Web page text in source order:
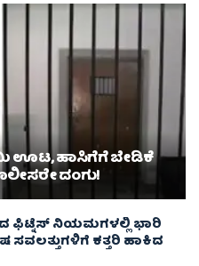
ಊಟ, ಹಾಸಿಗೆಗೆ ಬೇಡಿಕೆ
ದಂಗು!
ನಿಯಮಗಳಲ್ಲಿ ಭಾರಿ
ಕತ್ತರಿ ಹಾಕಿದ